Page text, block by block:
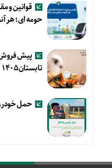
قوانین و
حومه ای؛ هر
پیش
تابستان۱۴۰۵
حمل